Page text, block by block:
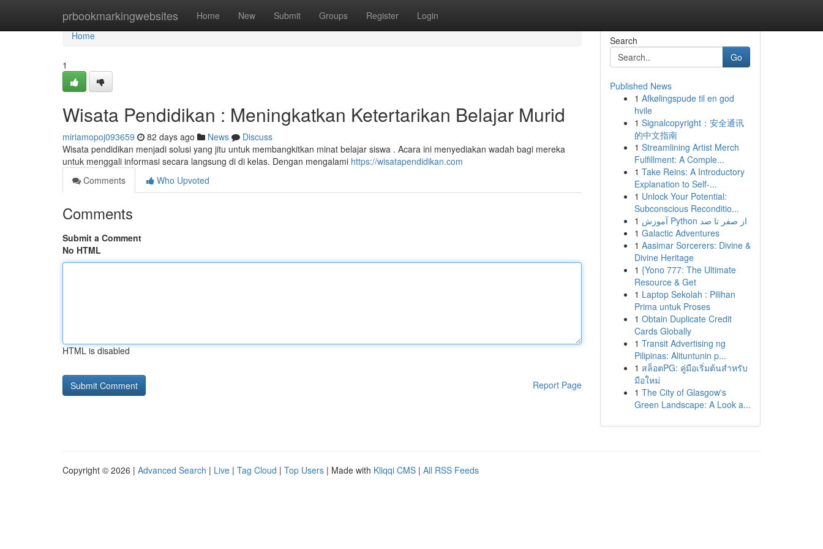
prbookmarkingwebsites Home New Submit Groups Register Login
Home
Home
1
Wisata Pendidikan : Meningkatkan Ketertarikan Belajar Murid
miriamopoj093659 82 days ago News
Discuss
Wisata pendidikan menjadi solusi yang jitu untuk membangkitkan minat belajar siswa . Acara ini menyediakan wadah bagi mereka
untuk menggali informasi secara langsung di di kelas. Dengan mengalami https://wisatapendidikan.com
Comments
Who Upvoted
Comments
Submit a Comment
No HTML
HTML is disabled
Report Page
Search
Go
Published News
1 Afkølingspude til en god
hvile
1 Signalcopyright：安全通讯
的中文指南
1 Streamlining Artist Merch
Fulfillment: A Comple...
1 Take Reins: A Introductory
Explanation to Self-...
1 Unlock Your Potential:
Subconscious Reconditio...
1
آموزش Python از صفر تا صد
1 Galactic Adventures
1 Aasimar Sorcerers: Divine &
Divine Heritage
1 {Yono 777: The Ultimate
Resource & Get
1 Laptop Sekolah : Pilihan
Prima untuk Proses
1 Obtain Duplicate Credit
Cards Globally
1 Transit Advertising ng
Pilipinas: Alituntunin p...
1 สล็อตPG: คู่มือเริ่มต้นสำหรับ
มือใหม่
1 The City of Glasgow's
Green Landscape: A Look a...
Copyright © 2026 | Advanced Search | Live | Tag Cloud | Top Users | Made with Kliqqi CMS | All RSS Feeds